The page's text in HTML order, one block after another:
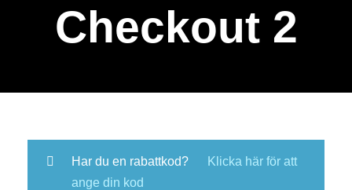
Checkout 2
Har du en rabattkod?
Klicka här för att
ange din kod